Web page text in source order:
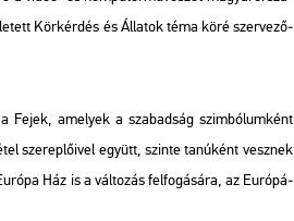
Kör­kér­dés ésÁl­la­toktéma köré szer­ve­ző­
Fejek, ame­lyek a sza­bad­ság szim­bó­lum­ként
sze­rep­lő­i­vel együtt, szin­te ta­nú­ként vesz­nek
Ház is a vál­to­zás fel­fo­gá­sá­ra, az Eu­ró­pá­